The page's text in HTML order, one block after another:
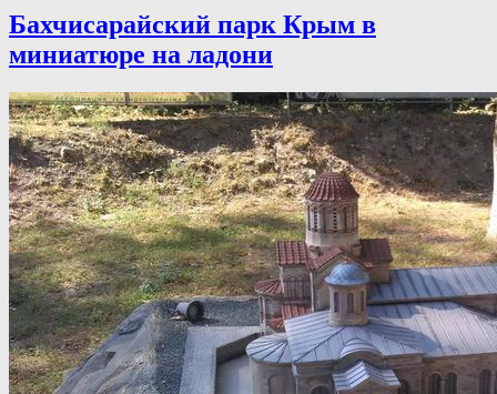
Бахчисарайский парк Крым в
миниатюре на ладони